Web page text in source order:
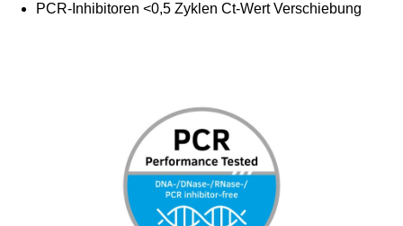
PCR-Inhibitoren <0,5 Zyklen Ct-Wert Verschiebung